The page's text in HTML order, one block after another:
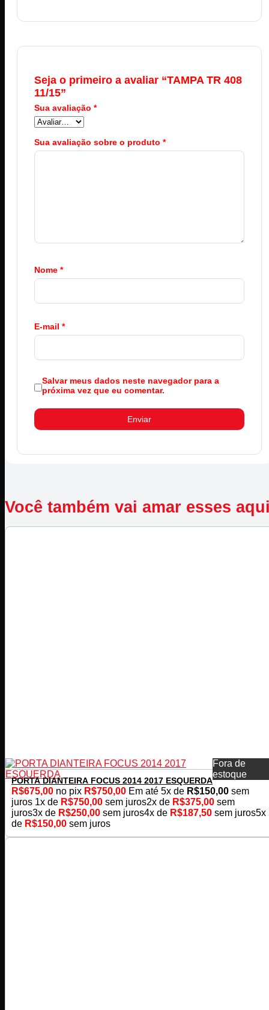
Seja o primeiro a avaliar “TAMPA TR 408
11/15”
Sua avaliação *
Sua avaliação sobre o produto *
Nome *
E-mail *
Salvar meus dados neste navegador para a
próxima vez que eu comentar.
Você também vai amar esses
Fora de
estoque
PORTA DIANTEIRA FOCUS 2014 2017 ESQUERDA
R$675,00 no pix R$750,00 Em até 5x de R$150,00 sem
juros 1x de R$750,00 sem juros2x de R$375,00 sem
juros3x de R$250,00 sem juros4x de R$187,50 sem juros5x
de R$150,00 sem juros